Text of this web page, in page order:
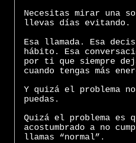
Necesitas mirar una
llevas días evitando.
Esa llamada. Esa
hábito. Esa
por ti que siempre
cuando tengas más
Y quizá el problema
puedas.
Quizá el problema es
acostumbrado a no
llamas “normal”.